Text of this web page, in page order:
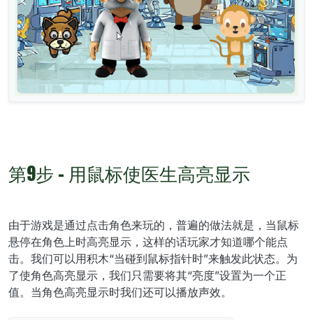
第9步 - 用鼠标使医生高亮显示
由于游戏是通过点击角色来玩的，普遍的做法就是，当鼠标
悬停在角色上时高亮显示，这样的话玩家才知道哪个能点
击。我们可以用积木“当碰到鼠标指针时”来触发此状态。为
了使角色高亮显示，我们只需要将其“亮度”设置为一个正
值。当角色高亮显示时我们还可以播放声效。